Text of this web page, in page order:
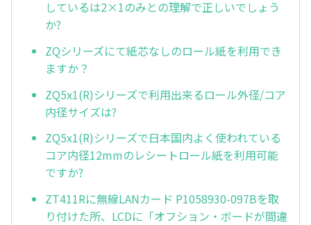
しているは2×1のみとの理解で正しいでしょう
か?
ZQシリーズにて紙芯なしのロール紙を利用でき
ますか？
ZQ5x1(R)シリーズで利用出来るロール外径/コア
内径サイズは?
ZQ5x1(R)シリーズで日本国内よく使われている
コア内径12mmのレシートロール紙を利用可能
ですか?
ZT411Rに無線LANカード P1058930-097Bを取
り付けた所、LCDに「オフション・ボードが間違